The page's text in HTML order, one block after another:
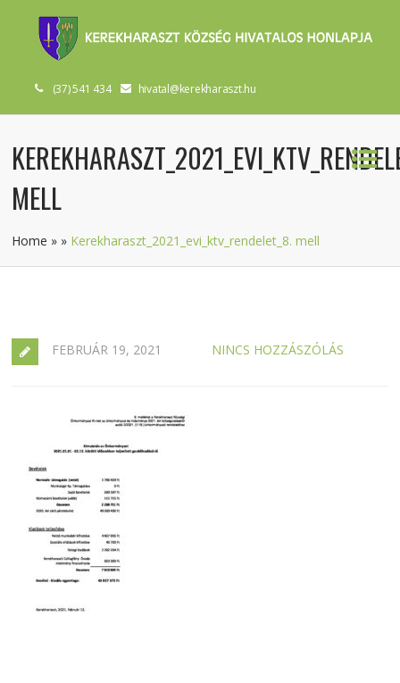
(37) 541 434 hivatal@kerekharaszt.hu
MELL
Home » » Kerekharaszt_2021_evi_ktv_rendelet_8. mell
FEBRUÁR 19, 2021 NINCS HOZZÁSZÓLÁS